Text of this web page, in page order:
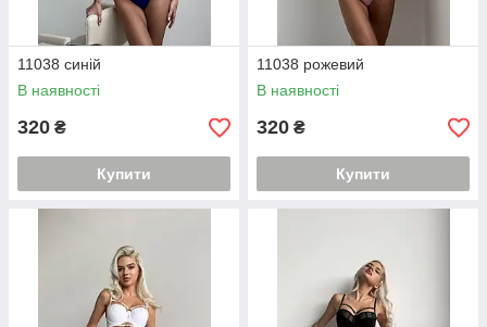
11038 синій
В наявності
320 ₴
Купити
11038 рожевий
В наявності
320 ₴
Купити